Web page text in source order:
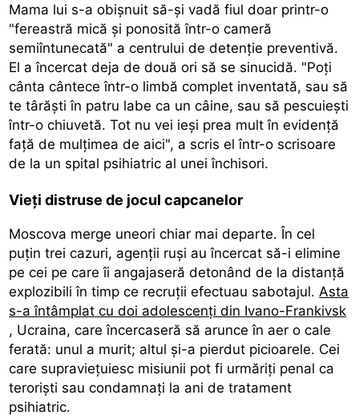
Mama lui s-a obișnuit să-și vadă fiul doar printr-o
"fereastră mică și ponosită într-o cameră
semiîntunecată" a centrului de detenție preventivă.
El a încercat deja de două ori să se sinucidă. "Poți
cânta cântece într-o limbă complet inventată, sau să
te târăști în patru labe ca un câine, sau să pescuiești
într-o chiuvetă. Tot nu vei ieși prea mult în evidență
față de mulțimea de aici", a scris el într-o scrisoare
de la un spital psihiatric al unei închisori.
Vieți distruse de jocul capcanelor
Moscova merge uneori chiar mai departe. În cel
puțin trei cazuri, agenții ruși au încercat să-i elimine
pe cei pe care îi angajaseră detonând de la distanță
explozibili în timp ce recruții efectuau sabotajul. Asta
s-a întâmplat cu doi adolescenți din Ivano-Frankivsk
, Ucraina, care încercaseră să arunce în aer o cale
ferată: unul a murit; altul și-a pierdut picioarele. Cei
care supraviețuiesc misiunii pot fi urmăriți penal ca
teroriști sau condamnați la ani de tratament
psihiatric.